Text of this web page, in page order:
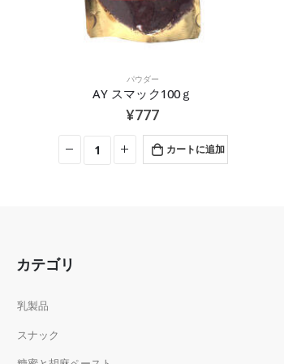
食器
¥7,344
カートに追加
カテゴリ
乳製品
スナック